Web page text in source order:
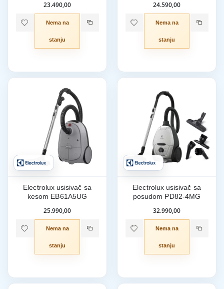
23.490,00
Nema na
stanju
24.590,00
Nema na
stanju
Electrolux usisivač sa
kesom EB61A5UG
25.990,00
Nema na
stanju
Electrolux usisivač sa
posudom PD82-4MG
32.990,00
Nema na
stanju